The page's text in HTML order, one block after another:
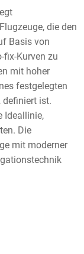
die den
Basis von
Kurven zu
mit hoher
festgelegten
definiert ist.
Ideallinie,
Die
mit moderner